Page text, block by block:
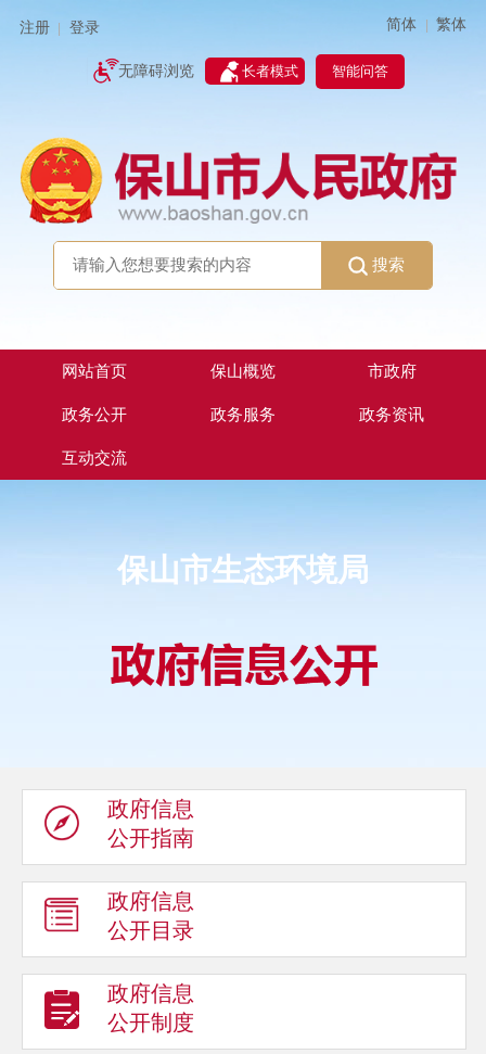
注册 登录 简体 | 繁体
无障碍浏览 长者模式 智能问答
搜索
网站首页 保山概览 市政府
政务公开 政务服务 政务资讯
互动交流
保山市生态环境局
政府信息
公开指南
政府信息
公开目录
政府信息
公开制度